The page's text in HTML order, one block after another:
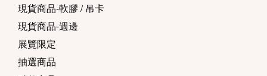
現貨商品-軟膠 / 吊卡
現貨商品-週邊
展覽限定
抽選商品